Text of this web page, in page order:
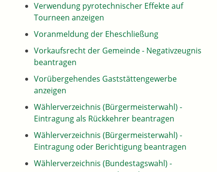
Verwendung pyrotechnischer Effekte auf
Tourneen anzeigen
Voranmeldung der Eheschließung
Vorkaufsrecht der Gemeinde - Negativzeugnis
beantragen
Vorübergehendes Gaststättengewerbe
anzeigen
Wählerverzeichnis (Bürgermeisterwahl) -
Eintragung als Rückkehrer beantragen
Wählerverzeichnis (Bürgermeisterwahl) -
Eintragung oder Berichtigung beantragen
Wählerverzeichnis (Bundestagswahl) -